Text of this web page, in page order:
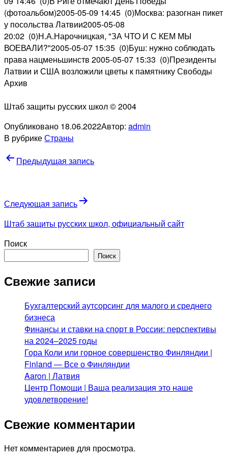
(фотоальбом)2005-05-09 14:45 (0)Москва: разогнан пикет
у посольства Латвии2005-05-08
20:02 (0)Н.А.Нарочницкая, "ЗА ЧТО И С КЕМ МЫ
ВОЕВАЛИ?"2005-05-07 15:35 (0)Буш: нужно соблюдать
права нацменьшинств 2005-05-07 15:33 (0)Президенты
Латвии и США возложили цветы к памятнику Свободы
Архив
Штаб защиты русских школ © 2004
Опубликовано 18.06.2022Автор: admin
В рубрикеСтраны
Навигация
Предыдущая запись
Следующая запись
Штаб защиты русских школ, официальный сайт
Поиск
Поиск
Свежие записи
Бухгалтерский аутсорсинг для малого и среднего
бизнеса
Финансы и ставки на спорт в России: перспективы
на 2024–2025 годы
Гора Коли или горное совершенство Финляндии |
Finland — Все о Финляндии
Aaron | Латвия
Центр Помощи | Ваша реализация это наше
удовлетворение!
Свежие комментарии
Нет комментариев для просмотра.